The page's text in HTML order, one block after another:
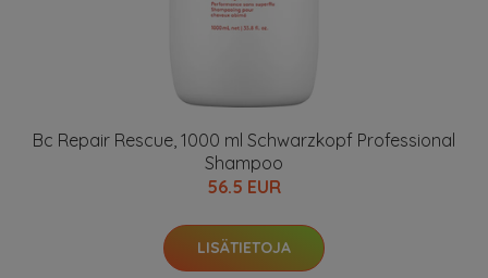
Bc Repair Rescue, 1000 ml Schwarzkopf Professional
Shampoo
56.5 EUR
LISÄTIETOJA